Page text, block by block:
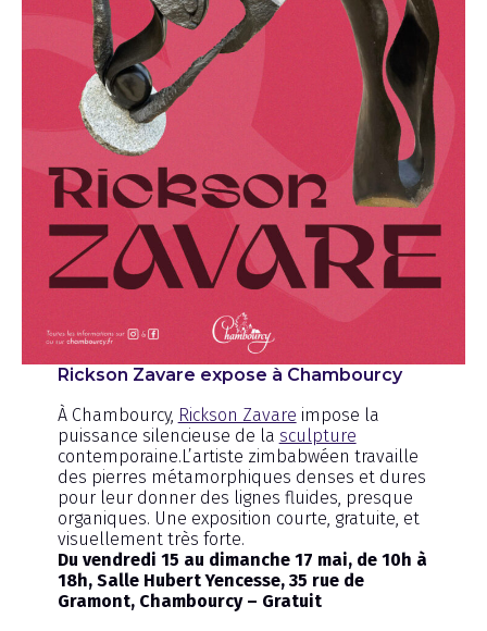
Rickson Zavare expose à Chambourcy
À Chambourcy, Rickson Zavare impose la
puissance silencieuse de la sculpture
contemporaine.L’artiste zimbabwéen travaille
des pierres métamorphiques denses et dures
pour leur donner des lignes fluides, presque
organiques. Une exposition courte, gratuite, et
visuellement très forte.
Du vendredi 15 au dimanche 17 mai, de 10h à
18h, Salle Hubert Yencesse, 35 rue de
Gramont, Chambourcy – Gratuit